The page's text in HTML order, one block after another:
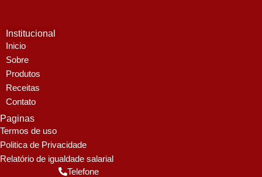
Institucional
Inicio
Sobre
Produtos
Receitas
Contato
Paginas
Termos de uso
Politica de Privacidade
Relatório de igualdade salarial
Telefone